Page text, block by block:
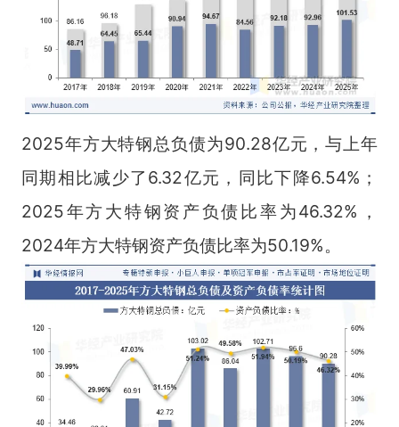
2025年方大特钢总负债为90.28亿元，与上年
同期相比减少了6.32亿元，同比下降6.54%；
2025年方大特钢资产负债比率为46.32%，
2024年方大特钢资产负债比率为50.19%。